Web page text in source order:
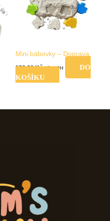
Mini bábovky – Doprava
139,00Kč vč. DPH
DO
KOŠÍKU